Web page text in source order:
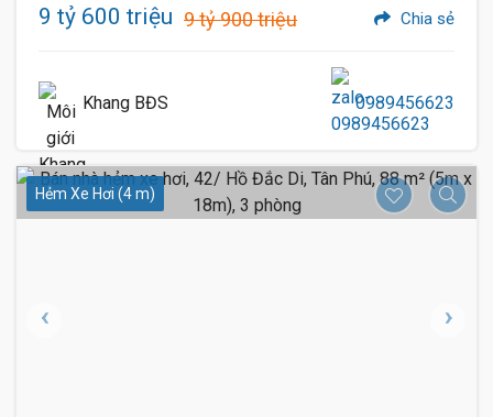
9 tỷ 600 triệu 9 tỷ 900 triệu Chia sẻ
Khang BĐS 0989456623
Hẻm Xe Hơi (4 m)